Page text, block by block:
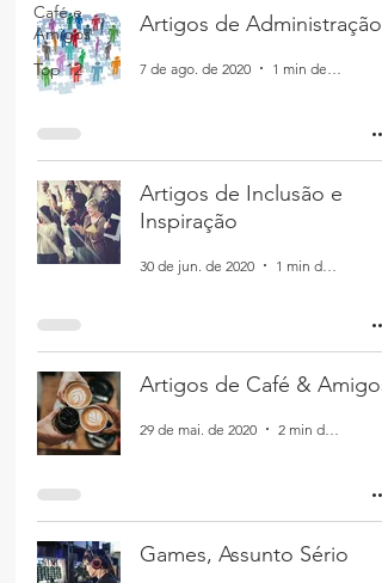
Café e
Amigos
Top 12
Artigos de Administração
7 de ago. de 2020
Artigos de Inclusão e
Inspiração
30 de jun. de 2020
Artigos de Café & Amigos
29 de mai. de 2020
Games, Assunto Sério